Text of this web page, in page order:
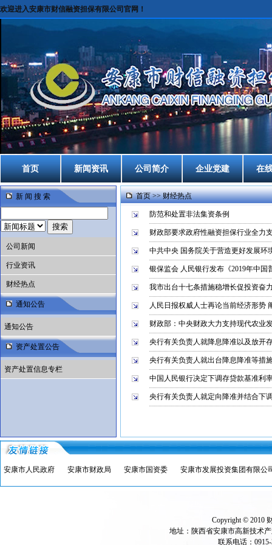
欢迎进入安康市财信融资担保有限公司官网！
首页 新闻资讯 公司简介 企业党建 在
新 闻 搜 索
公司新闻
行业资讯
财经热点
通知公告
通知公告
资产处置公告
资产处置信息专栏
首页>>财经热点
防范和处置非法集资条例
财政部要求政府性融资担保行业全力
中共中央 国务院关于营造更好发展
银保监会 人民银行发布《2019年中
我市出台十七条措施稳增长促投资奋
人民日报权威人士再论当前经济形势
财政部：中央财政大力支持现代农业
央行有关负责人就降息降准以及放开
央行有关负责人就出台降息降准等措
中国人民银行决定下调存贷款基准利
央行有关负责人就定向降准并结合下
安康市人民政府 安康市财政局 安康市国资委 安康市发展投资集团有限公
Copyright © 2010
地址：陕西省安康市高新技术
联系电话：0915-